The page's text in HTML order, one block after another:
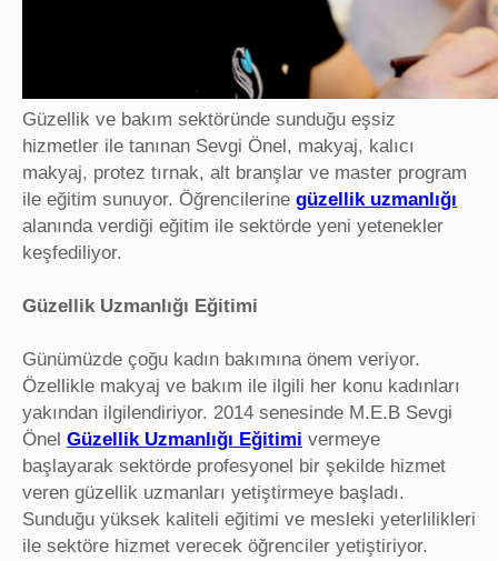
Güzellik ve bakım sektöründe sunduğu eşsiz
hizmetler ile tanınan Sevgi Önel, makyaj, kalıcı
makyaj, protez tırnak, alt branşlar ve master program
ile eğitim sunuyor. Öğrencilerine güzellik uzmanlığı
alanında verdiği eğitim ile sektörde yeni yetenekler
keşfediliyor.
Güzellik Uzmanlığı Eğitimi
Günümüzde çoğu kadın bakımına önem veriyor.
Özellikle makyaj ve bakım ile ilgili her konu kadınları
yakından ilgilendiriyor. 2014 senesinde M.E.B Sevgi
Önel Güzellik Uzmanlığı Eğitimi vermeye
başlayarak sektörde profesyonel bir şekilde hizmet
veren güzellik uzmanları yetiştirmeye başladı.
Sunduğu yüksek kaliteli eğitimi ve mesleki yeterlilikleri
ile sektöre hizmet verecek öğrenciler yetiştiriyor.